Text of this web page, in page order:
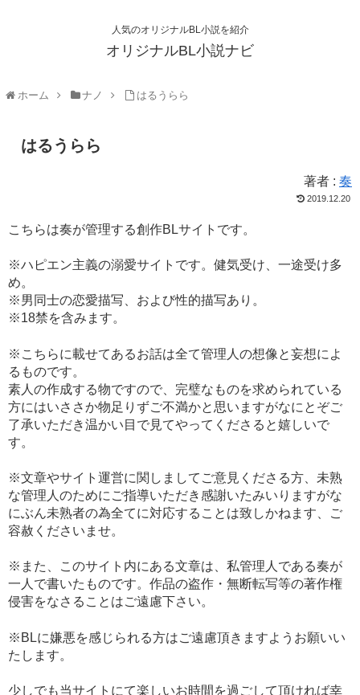
人気のオリジナルBL小説を紹介
オリジナルBL小説ナビ
ホーム ナノ はるうらら
はるうらら
著者 : 奏
2019.12.20
こちらは奏が管理する創作BLサイトです。
※ハピエン主義の溺愛サイトです。健気受け、一途受け多
め。
※男同士の恋愛描写、および性的描写あり。
※18禁を含みます。
※こちらに載せてあるお話は全て管理人の想像と妄想によ
るものです。
素人の作成する物ですので、完璧なものを求められている
方にはいささか物足りずご不満かと思いますがなにとぞご
了承いただき温かい目で見てやってくださると嬉しいで
す。
※文章やサイト運営に関しましてご意見くださる方、未熟
な管理人のためにご指導いただき感謝いたみいりますがな
にぶん未熟者の為全てに対応することは致しかねます、ご
容赦くださいませ。
※また、このサイト内にある文章は、私管理人である奏が
一人で書いたものです。作品の盗作・無断転写等の著作権
侵害をなさることはご遠慮下さい。
※BLに嫌悪を感じられる方はご遠慮頂きますようお願いい
たします。
少しでも当サイトにて楽しいお時間を過ごして頂ければ幸